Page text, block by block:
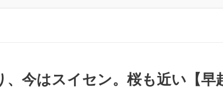
今はスイセン。桜も近い【早